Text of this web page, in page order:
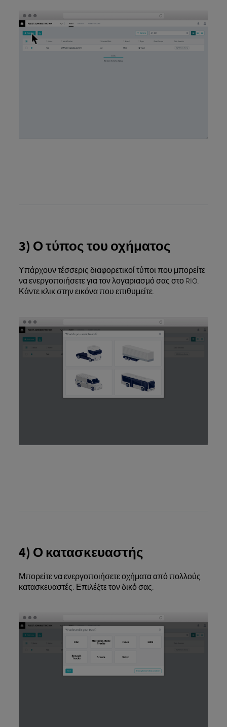
3) Ο τύπος του οχήματος
Υπάρχουν τέσσερις διαφορετικοί τύποι που μπορείτε
να ενεργοποιήσετε για τον λογαριασμό σας στο RIO.
Κάντε κλικ στην εικόνα που επιθυμείτε.
4) Ο κατασκευαστής
Μπορείτε να ενεργοποιήσετε οχήματα από πολλούς
κατασκευαστές. Επιλέξτε τον δικό σας.